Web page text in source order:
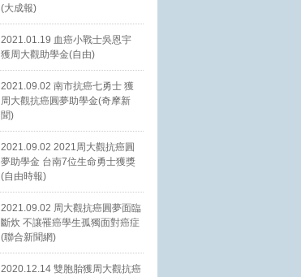
(大成報)
2021.01.19 血癌小戰士吳恩宇
獲周大觀助學金(自由)
2021.09.02 南市抗癌七勇士 獲
周大觀抗癌圓夢助學金(奇摩新
聞)
2021.09.02 2021周大觀抗癌圓
夢助學金 台南7位生命勇士獲獎
(自由時報)
2021.09.02 周大觀抗癌圓夢面臨
斷炊 不讓罹癌學生孤獨面對癌症
(聯合新聞網)
2020.12.14 雙胞胎獲周大觀抗癌